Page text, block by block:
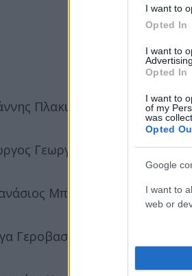
I want to
Opted In
I want to
Advertising.
Opted In
I want to
of my
was
Opted
Google
I want to
web or
Πλακιωτάκης εξελέγη
Γεωργαντάς με 269
Μπούρος με 269 (30
Γεροβασίλη με 269 (30 παρών)